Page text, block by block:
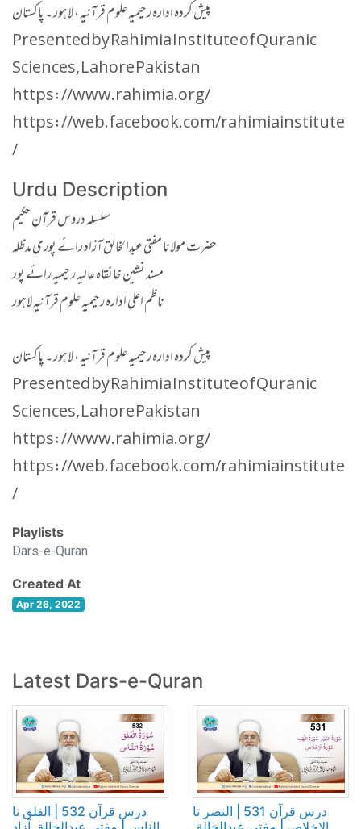
پیش کردہ ادارہ رحیمیہ علوم قرآنیہ ، لاہور ۔ پاکستان
Presented by Rahimia Institute of Quranic
Sciences, Lahore Pakistan
https://www.rahimia.org/
https://web.facebook.com/rahimiainstitute
/
Urdu Description
سلسلہ دروس قرآنِ حکیم
حضرت مولانا مفتی عبدالخالق آزاد رائے پوری مدظلہ
مسند نشین خانقاہ عالیہ رحیمیہ رائے پور
ناظم اعلی ادارہ رحیمیہ علوم قرآنیہ لاہور
پیش کردہ ادارہ رحیمیہ علوم قرآنیہ ، لاہور ۔ پاکستان
Presented by Rahimia Institute of Quranic
Sciences, Lahore Pakistan
https://www.rahimia.org/
https://web.facebook.com/rahimiainstitute
/
Playlists
Dars-e-Quran
Created At
Apr 26, 2022
Latest Dars-e-Quran
درس قرآن 532 | الفلق تا
درس قرآن 531 | النصر تا